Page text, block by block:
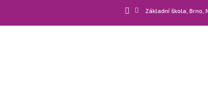
  Základní škola, Brno,